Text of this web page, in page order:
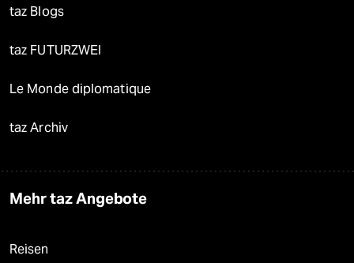
taz Blogs
taz FUTURZWEI
Le Monde diplomatique
taz Archiv
Mehr taz Angebote
Reisen